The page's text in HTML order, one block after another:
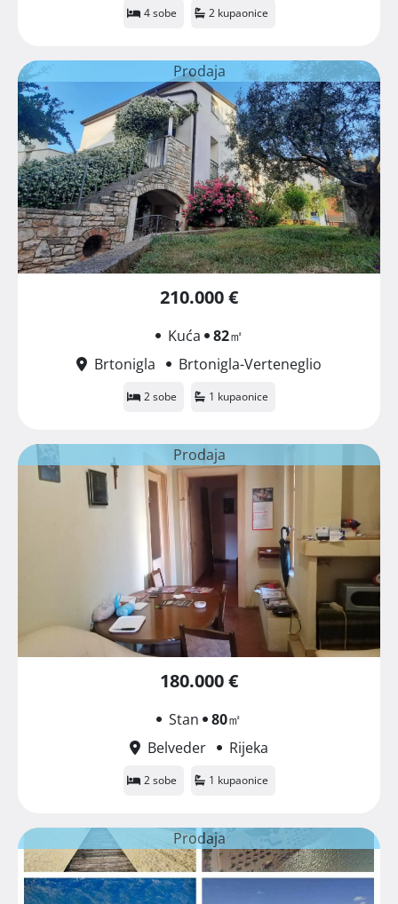
4 sobe 2 kupaonice
Prodaja
210.000 €
Kuća 82㎡
Brtonigla
Brtonigla-Verteneglio
2 sobe 1 kupaonice
Prodaja
180.000 €
Stan 80㎡
Belveder
Rijeka
2 sobe 1 kupaonice
Prodaja